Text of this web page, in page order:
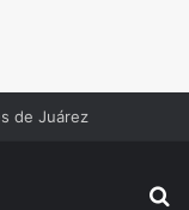
de Juárez